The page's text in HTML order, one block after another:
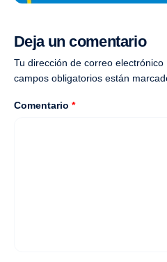
Deja un comentario
Tu dirección de correo electrónico
campos obligatorios están
Comentario *